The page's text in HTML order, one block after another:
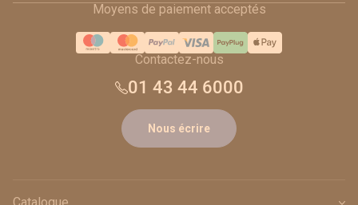
Moyens de paiement acceptés
Contactez-nous
01 43 44 6000
Nous écrire